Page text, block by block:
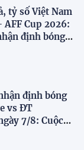
tỷ số Việt Nam
Cup 2026:
định bóng
định bóng
vs ĐT
7/8: Cuộc